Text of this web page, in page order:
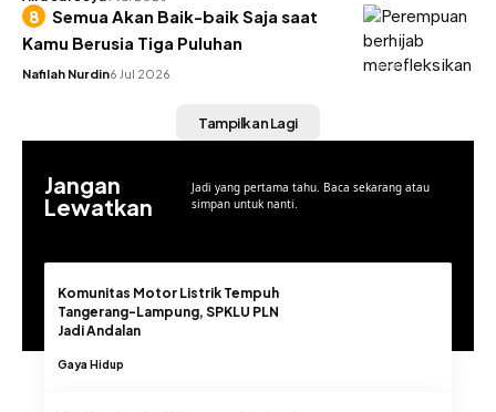
INSIGHT
Semua Akan Baik-baik Saja saat
Kamu Berusia Tiga Puluhan
Nafilah Nurdin6 Jul 2026
Tampilkan Lagi
Jangan
Lewatkan
Jadi yang pertama tahu. Baca sekarang atau
simpan untuk nanti.
Komunitas Motor Listrik Tempuh
Tangerang-Lampung, SPKLU PLN
Jadi Andalan
Gaya Hidup